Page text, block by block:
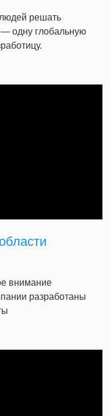
решать
одну глобальную
внимание
разработаны